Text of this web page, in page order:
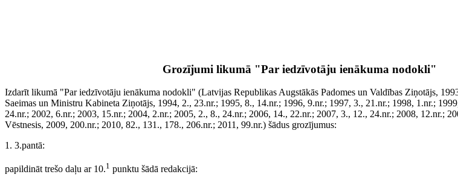
Grozījumi likumā "Par iedzīvotāju ienākuma nodokli"
Izdarīt likumā "Par iedzīvotāju ienākuma nodokli" (Latvijas Republikas Augstākās Padomes un Valdības Ziņotājs,
Saeimas un Ministru Kabineta Ziņotājs, 1994, 2., 23.nr.; 1995, 8., 14.nr.; 1996, 9.nr.; 1997, 3., 21.nr.; 1998, 1.nr.;
24.nr.; 2002, 6.nr.; 2003, 15.nr.; 2004, 2.nr.; 2005, 2., 8., 24.nr.; 2006, 14., 22.nr.; 2007, 3., 12., 24.nr.; 2008, 12.nr.;
Vēstnesis, 2009, 200.nr.; 2010, 82., 131., 178., 206.nr.; 2011, 99.nr.) šādus grozījumus:
1. 3.pantā:
papildināt trešo daļu ar 10.1 punktu šādā redakcijā: